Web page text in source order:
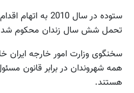
ستوده در سال
تحمل شش سال زندان محکوم
سخنگوی وزارت امور خارجه ایران
همه شهروندان در برابر قانون
هستند.